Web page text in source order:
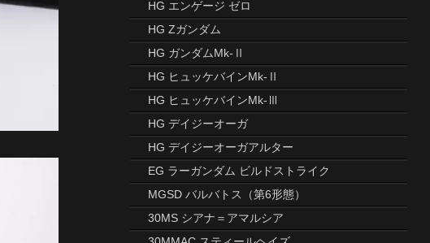
カテゴリー
完成品ギャラリー
ハウツー
おすすめハウツー
模型部屋紹介
ツール紹介
模型誌作例
HG エンゲージ ゼロ